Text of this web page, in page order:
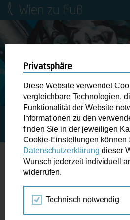
Wien zu Fuß
Mobilitätsbildung für
Jugendliche
Ringstraße-
Wiener Fußwegekarte
Newsletter abonnieren
Wunschbox
der Ampel ...
STARTSEITE SPAZIERGANG
SEESTADT ZENTRALBEREICH:
09.
NOV
2023
Privatsphäre
Diese Website verwendet
vergleichbare Technologien,
Funktionalität der Website
Informationen zu den
finden Sie in der jeweiligen
Cookie-Einstellungen können
Datenschutzerklärung dieser
Wunsch jederzeit individuell
widerrufen.
Technisch notwendig